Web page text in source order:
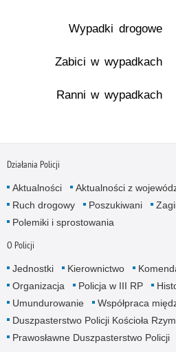
Wypadki drogowe
Zabici w wypadkach
Ranni w wypadkach
Działania Policji
Aktualności Aktualności z
Ruch drogowy
Poszukiwani
Polemiki i sprostowania
O Policji
Jednostki Kierownictwo
Organizacja
Policja w III RP
Umundurowanie
Współpraca
Duszpasterstwo Policji Kościoła
Prawosławne Duszpasterstwo Policji